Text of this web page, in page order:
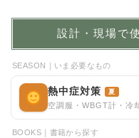
設計・現場で
SEASON｜いま必要なもの
熱中症対策 夏
空調服・WBGT計・冷
BOOKS｜書籍から探す